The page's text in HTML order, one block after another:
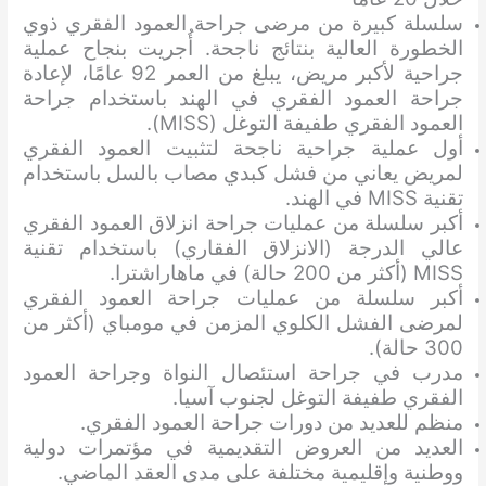
سلسلة كبيرة من مرضى جراحة العمود الفقري ذوي
الخطورة العالية بنتائج ناجحة. أُجريت بنجاح عملية
جراحية لأكبر مريض، يبلغ من العمر 92 عامًا، لإعادة
جراحة العمود الفقري في الهند باستخدام جراحة
العمود الفقري طفيفة التوغل (MISS).
أول عملية جراحية ناجحة لتثبيت العمود الفقري
لمريض يعاني من فشل كبدي مصاب بالسل باستخدام
تقنية MISS في الهند.
أكبر سلسلة من عمليات جراحة انزلاق العمود الفقري
عالي الدرجة (الانزلاق الفقاري) باستخدام تقنية
MISS (أكثر من 200 حالة) في ماهاراشترا.
أكبر سلسلة من عمليات جراحة العمود الفقري
لمرضى الفشل الكلوي المزمن في مومباي (أكثر من
300 حالة).
مدرب في جراحة استئصال النواة وجراحة العمود
الفقري طفيفة التوغل لجنوب آسيا.
منظم للعديد من دورات جراحة العمود الفقري.
العديد من العروض التقديمية في مؤتمرات دولية
ووطنية وإقليمية مختلفة على مدى العقد الماضي.